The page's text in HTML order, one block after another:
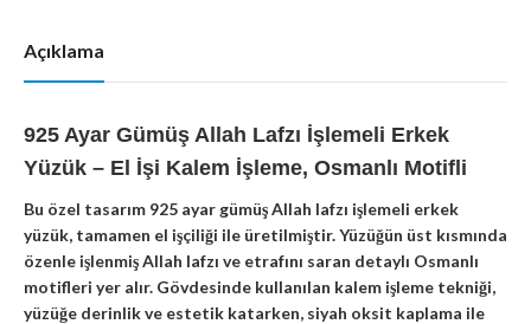
Açıklama
925 Ayar Gümüş Allah Lafzı İşlemeli Erkek
Yüzük – El İşi Kalem İşleme, Osmanlı Motifli
Bu özel tasarım 925 ayar gümüş Allah lafzı işlemeli erkek
yüzük, tamamen el işçiliği ile üretilmiştir. Yüzüğün üst kısmında
özenle işlenmiş Allah lafzı ve etrafını saran detaylı Osmanlı
motifleri yer alır. Gövdesinde kullanılan kalem işleme tekniği,
yüzüğe derinlik ve estetik katarken, siyah oksit kaplama ile